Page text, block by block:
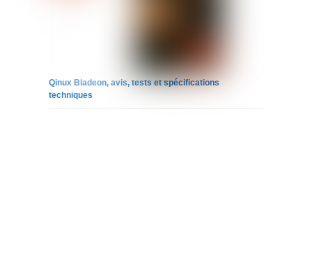
Qinux Bladeon, avis, tests et spécifications
techniques